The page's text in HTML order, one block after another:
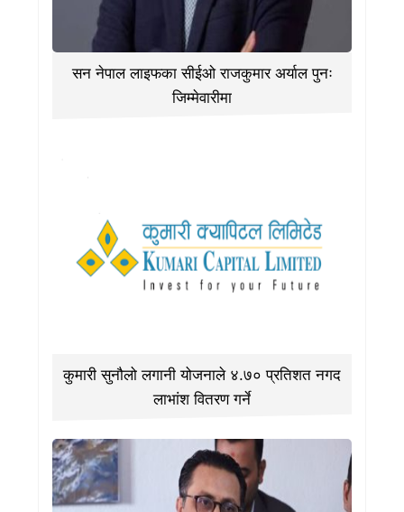
सन नेपाल लाइफका सीईओ राजकुमार अर्याल पुनः
जिम्मेवारीमा
कुमारी सुनौलो लगानी योजनाले ४.७० प्रतिशत नगद
लाभांश वितरण गर्ने